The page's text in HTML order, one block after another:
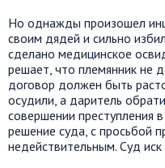
Но однажды произошел
своим дядей и сильно
сделано медицинское
решает, что племянник не
договор должен быть
осудили, а даритель
совершении преступления
решение суда, с просьбой
недействительным. Суд